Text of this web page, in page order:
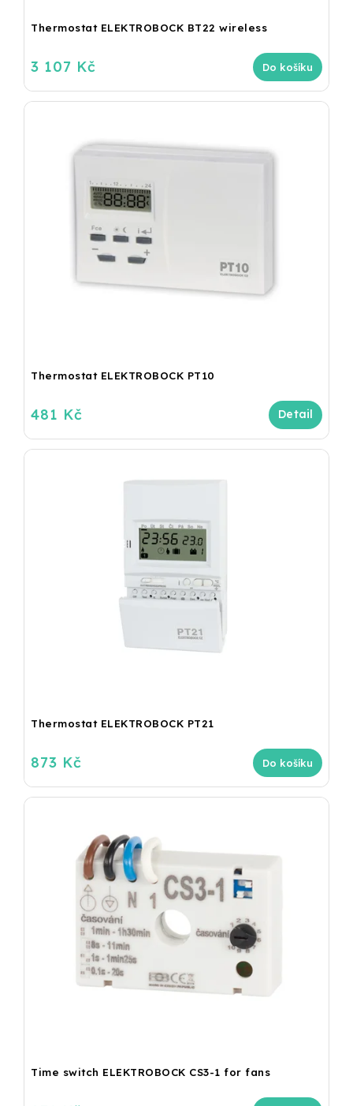
Thermostat ELEKTROBOCK BT22 wireless
3 107 Kč Do košíku
Thermostat ELEKTROBOCK PT10
481 Kč
Thermostat ELEKTROBOCK PT21
873 Kč Do košíku
Time switch ELEKTROBOCK CS3-1 for fans